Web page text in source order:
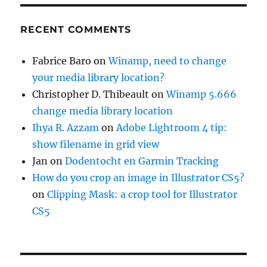
RECENT COMMENTS
Fabrice Baro onWinamp, need to change
your media library location?
Christopher D. Thibeault onWinamp 5.666
change media library location
Ihya R. Azzam onAdobe Lightroom 4 tip:
show filename in grid view
Jan onDodentocht en Garmin Tracking
How do you crop an image in Illustrator CS5?
onClipping Mask: a crop tool for Illustrator
CS5